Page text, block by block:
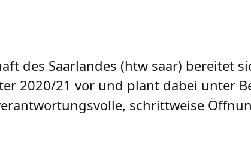
des Saarlandes (htw saar) bereitet
2020/21 vor und plant dabei unter
schrittweise